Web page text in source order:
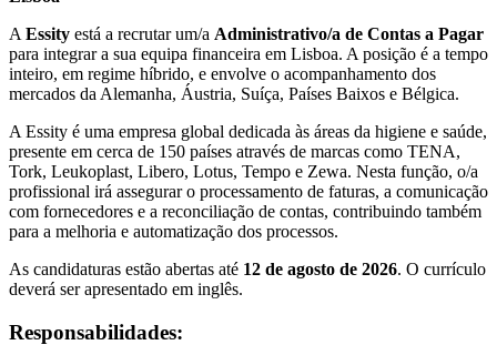
A Essity está a recrutar um/a Administrativo/a de Contas a Pagar
para integrar a sua equipa financeira em Lisboa. A posição é a tempo
inteiro, em regime híbrido, e envolve o acompanhamento dos
mercados da Alemanha, Áustria, Suíça, Países Baixos e Bélgica.
A Essity é uma empresa global dedicada às áreas da higiene e saúde,
presente em cerca de 150 países através de marcas como TENA,
Tork, Leukoplast, Libero, Lotus, Tempo e Zewa. Nesta função, o/a
profissional irá assegurar o processamento de faturas, a comunicação
com fornecedores e a reconciliação de contas, contribuindo também
para a melhoria e automatização dos processos.
As candidaturas estão abertas até 12 de agosto de 2026. O currículo
deverá ser apresentado em inglês.
Responsabilidades: